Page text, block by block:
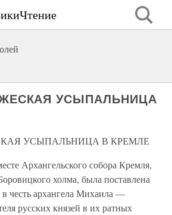
УСЫПАЛЬНИЦА
УСЫПАЛЬНИЦА В КРЕМЛЕ
Архангельского собора Кремля,
холма, была поставлена
в честь архангела Михаила —
русских князей в их ратных